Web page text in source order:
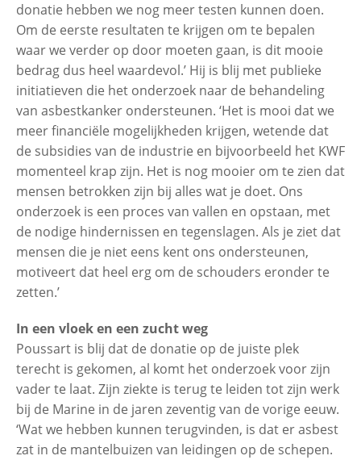
donatie hebben we nog meer testen kunnen doen.
Om de eerste resultaten te krijgen om te bepalen
waar we verder op door moeten gaan, is dit mooie
bedrag dus heel waardevol.’ Hij is blij met publieke
initiatieven die het onderzoek naar de behandeling
van asbestkanker ondersteunen. ‘Het is mooi dat we
meer financiële mogelijkheden krijgen, wetende dat
de subsidies van de industrie en bijvoorbeeld het KWF
momenteel krap zijn. Het is nog mooier om te zien dat
mensen betrokken zijn bij alles wat je doet. Ons
onderzoek is een proces van vallen en opstaan, met
de nodige hindernissen en tegenslagen. Als je ziet dat
mensen die je niet eens kent ons ondersteunen,
motiveert dat heel erg om de schouders eronder te
zetten.’
In een vloek en een zucht weg
Poussart is blij dat de donatie op de juiste plek
terecht is gekomen, al komt het onderzoek voor zijn
vader te laat. Zijn ziekte is terug te leiden tot zijn werk
bij de Marine in de jaren zeventig van de vorige eeuw.
‘Wat we hebben kunnen terugvinden, is dat er asbest
zat in de mantelbuizen van leidingen op de schepen.